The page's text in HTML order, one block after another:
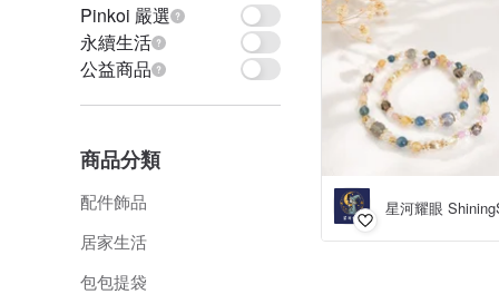
Pinkoi 嚴選
永續生活
公益商品
商品分類
配件飾品
居家生活
包包提袋
星河耀眼